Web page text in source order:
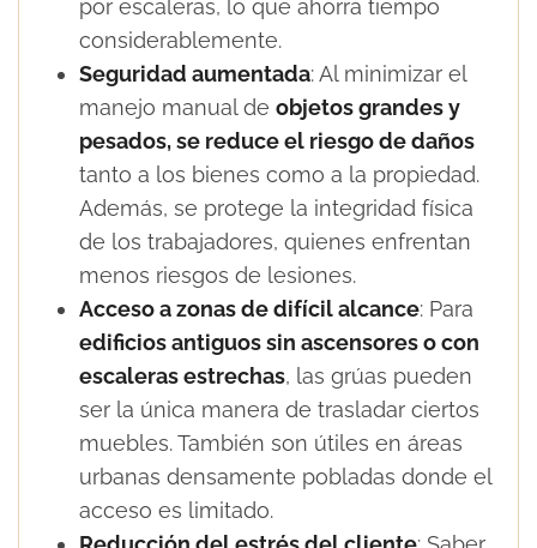
por escaleras, lo que ahorra tiempo
considerablemente.
Seguridad aumentada: Al minimizar el
manejo manual de objetos grandes y
pesados, se reduce el riesgo de daños
tanto a los bienes como a la propiedad.
Además, se protege la integridad física
de los trabajadores, quienes enfrentan
menos riesgos de lesiones.
Acceso a zonas de difícil alcance: Para
edificios antiguos sin ascensores o con
escaleras estrechas, las grúas pueden
ser la única manera de trasladar ciertos
muebles. También son útiles en áreas
urbanas densamente pobladas donde el
acceso es limitado.